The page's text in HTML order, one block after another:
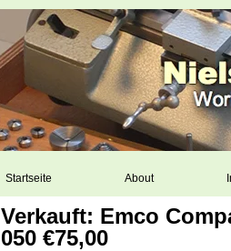
Startseite About
Verkauft: Emco
050 €75,00